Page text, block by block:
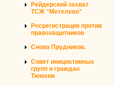
Рейдерский захват
ТСЖ "Метелево"
Росрегистрация против
правозащитников
Снова Прудников.
Совет инициативных
групп и граждан
Тюмени